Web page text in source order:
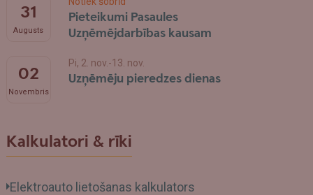
31
Augusts
Pieteikumi Pasaules
Uzņēmējdarbības kausam
02
Novembris
Pi, 2. nov.-13. nov.
Uzņēmēju pieredzes dienas
Kalkulatori & rīki
Elektroauto lietošanas kalkulators